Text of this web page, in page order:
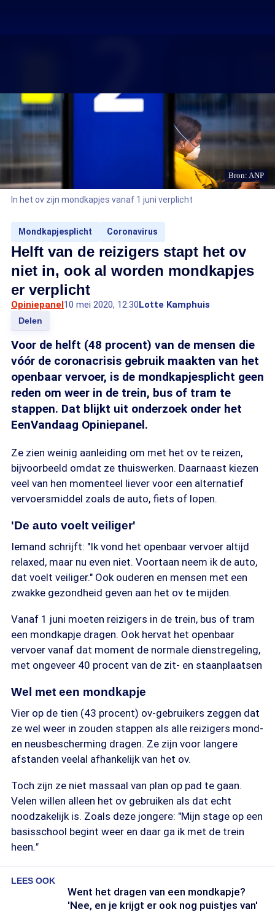
Bron: ANP
In het ov zijn mondkapjes vanaf 1 juni verplicht
Mondkapjesplicht Coronavirus
Helft van de reizigers stapt het ov
niet in, ook al worden mondkapjes
er verplicht
Opiniepanel10 mei 2020, 12:30Lotte Kamphuis
Delen
Voor de helft (48 procent) van de mensen die
vóór de coronacrisis gebruik maakten van het
openbaar vervoer, is de mondkapjesplicht geen
reden om weer in de trein, bus of tram te
stappen. Dat blijkt uit onderzoek onder het
EenVandaag Opiniepanel.
Ze zien weinig aanleiding om met het ov te reizen,
bijvoorbeeld omdat ze thuiswerken. Daarnaast kiezen
veel van hen momenteel liever voor een alternatief
vervoersmiddel zoals de auto, fiets of lopen.
'De auto voelt veiliger'
Iemand schrijft: "Ik vond het openbaar vervoer altijd
relaxed, maar nu even niet. Voortaan neem ik de auto,
dat voelt veiliger." Ook ouderen en mensen met een
zwakke gezondheid geven aan het ov te mijden.
Vanaf 1 juni moeten reizigers in de trein, bus of tram
een mondkapje dragen. Ook hervat het openbaar
vervoer vanaf dat moment de normale dienstregeling,
met ongeveer 40 procent van de zit- en staanplaatsen
Wel met een mondkapje
Vier op de tien (43 procent) ov-gebruikers zeggen dat
ze wel weer in zouden stappen als alle reizigers mond-
en neusbescherming dragen. Ze zijn voor langere
afstanden veelal afhankelijk van het ov.
Toch zijn ze niet massaal van plan op pad te gaan.
Velen willen alleen het ov gebruiken als dat echt
noodzakelijk is. Zoals deze jongere: "Mijn stage op een
basisschool begint weer en daar ga ik met de trein
heen."
LEES OOK
Went het dragen van een mondkapje?
'Nee, en je krijgt er ook nog puistjes van'